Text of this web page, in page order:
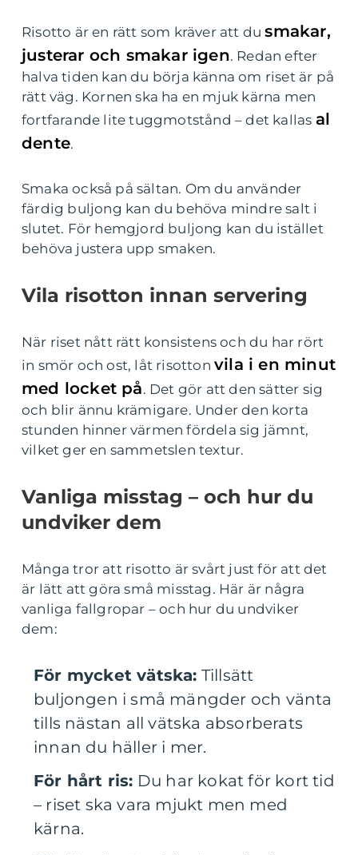
Risotto är en rätt som kräver att dusmakar,
justerar och smakar igen. Redan efter
halva tiden kan du börja känna om riset är på
rätt väg. Kornen ska ha en mjuk kärna men
fortfarande lite tuggmotstånd – det kallas al
dente.
Smaka också på sältan. Om du använder
färdig buljong kan du behöva mindre salt i
slutet. För hemgjord buljong kan du istället
behöva justera upp smaken.
Vila risotton innan servering
När riset nått rätt konsistens och du har rört
in smör och ost, låt risotton vila i en minut
med locket på. Det gör att den sätter sig
och blir ännu krämigare. Under den korta
stunden hinner värmen fördela sig jämnt,
vilket ger en sammetslen textur.
Vanliga misstag – och hur du
undviker dem
Många tror att risotto är svårt just för att det
är lätt att göra små misstag. Här är några
vanliga fallgropar – och hur du undviker
dem:
För mycket vätska: Tillsätt
buljongen i små mängder och vänta
tills nästan all vätska absorberats
innan du häller i mer.
För hårt ris: Du har kokat för kort tid
– riset ska vara mjukt men med
kärna.